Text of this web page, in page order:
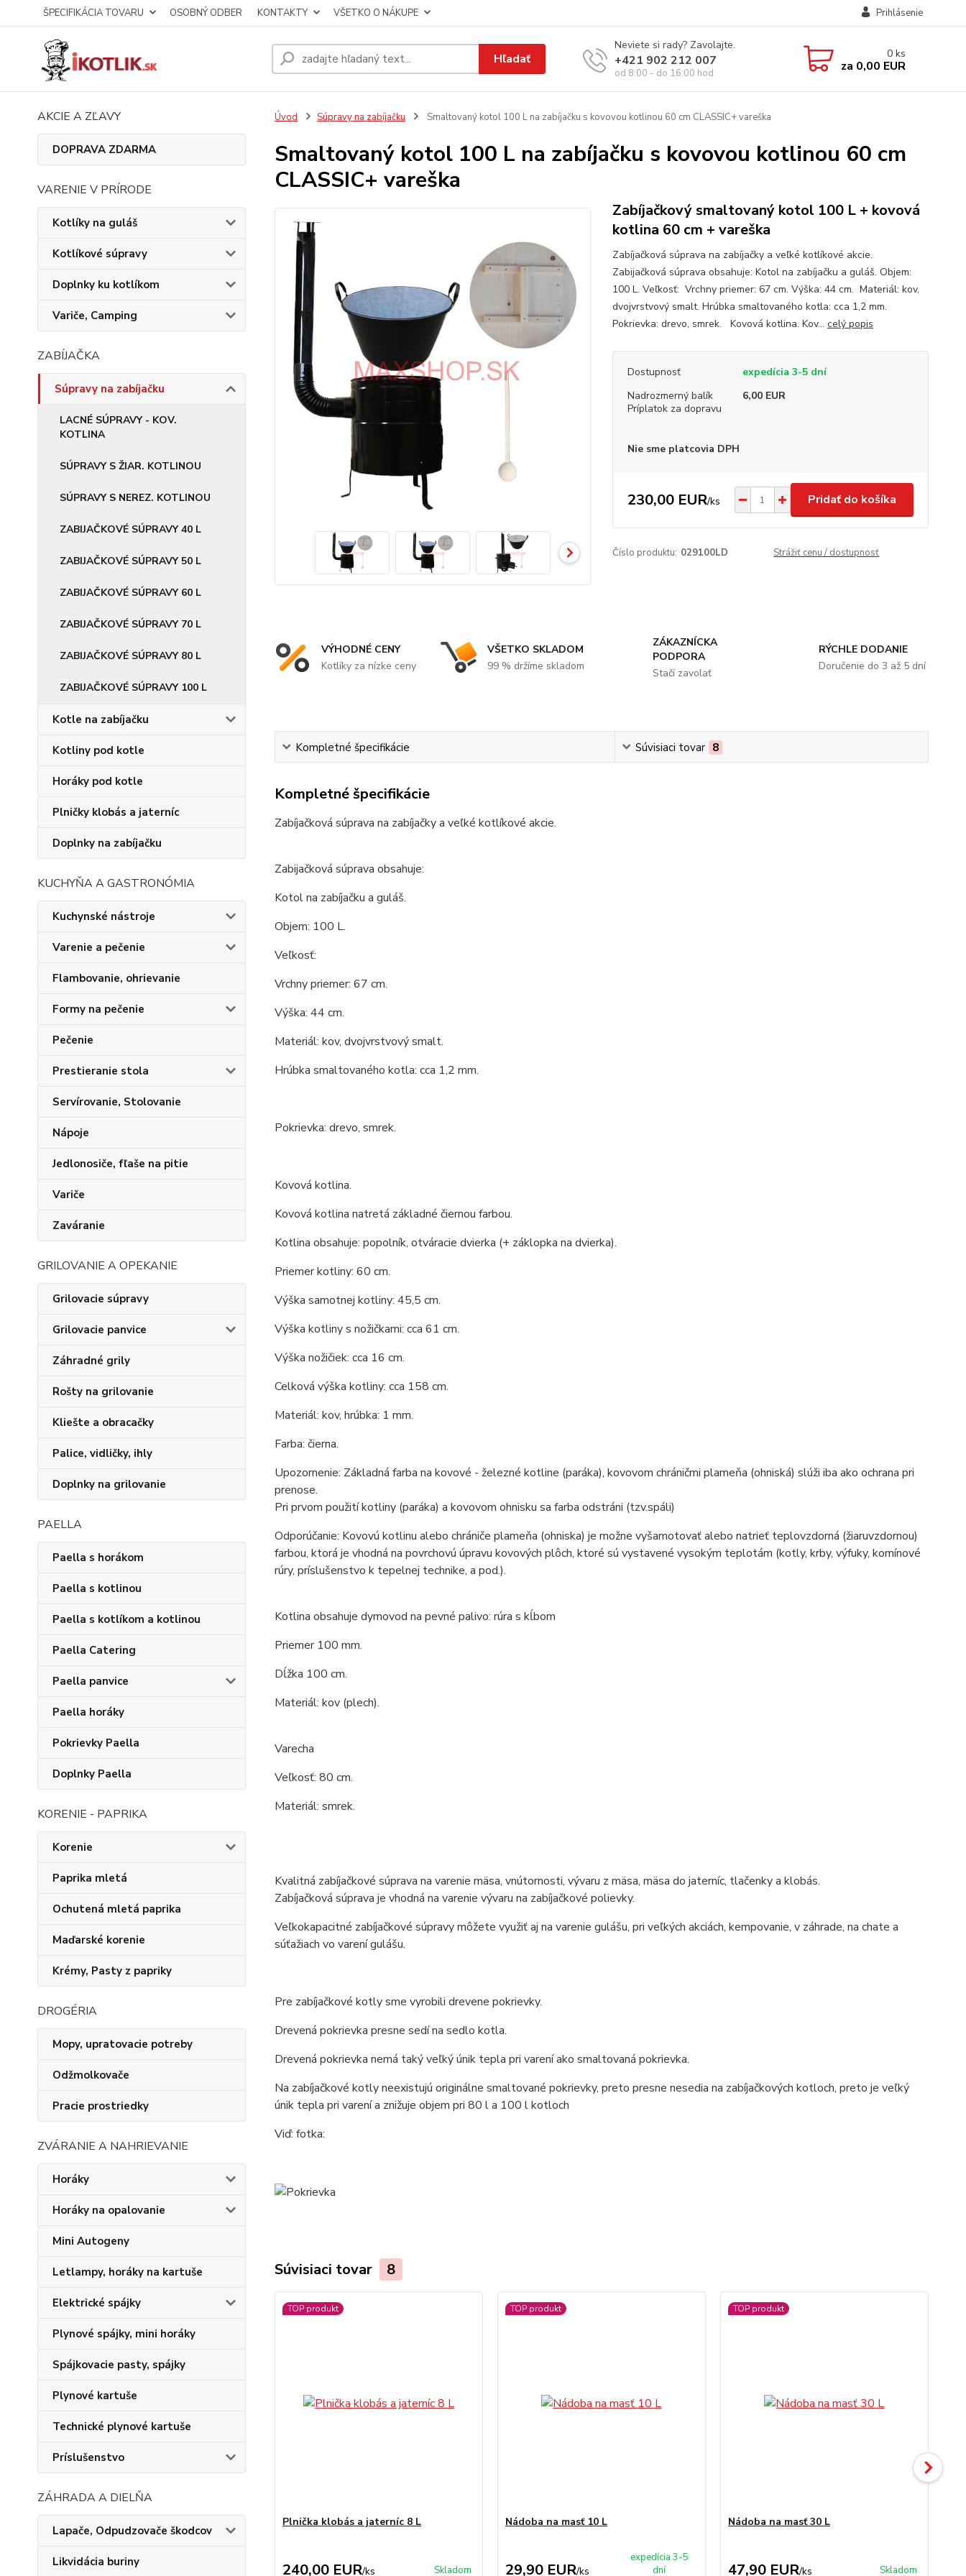
ŠPECIFIKÁCIA TOVARU OSOBNÝ ODBER KONTAKTY VŠETKO O NÁKUPE Prihlásenie
Hľadať
Neviete si rady? Zavolajte.
+421 902 212 007
od 8:00 - do 16:00 hod
0 ks
za 0,00 EUR
AKCIE A ZĽAVY
DOPRAVA ZDARMA
VARENIE V PRÍRODE
Kotlíky na guláš
Kotlíkové súpravy
Doplnky ku kotlíkom
Variče, Camping
ZABÍJAČKA
Súpravy na zabíjačku
LACNÉ SÚPRAVY - KOV.
KOTLINA
SÚPRAVY S ŽIAR. KOTLINOU
SÚPRAVY S NEREZ. KOTLINOU
ZABIJAČKOVÉ SÚPRAVY 40 L
ZABIJAČKOVÉ SÚPRAVY 50 L
ZABIJAČKOVÉ SÚPRAVY 60 L
ZABIJAČKOVÉ SÚPRAVY 70 L
ZABIJAČKOVÉ SÚPRAVY 80 L
ZABIJAČKOVÉ SÚPRAVY 100 L
Kotle na zabíjačku
Kotliny pod kotle
Horáky pod kotle
Plničky klobás a jaterníc
Doplnky na zabíjačku
KUCHYŇA A GASTRONÓMIA
Kuchynské nástroje
Varenie a pečenie
Flambovanie, ohrievanie
Formy na pečenie
Pečenie
Prestieranie stola
Servírovanie, Stolovanie
Nápoje
Jedlonosiče, fľaše na pitie
Variče
Zaváranie
GRILOVANIE A OPEKANIE
Grilovacie súpravy
Grilovacie panvice
Záhradné grily
Rošty na grilovanie
Kliešte a obracačky
Palice, vidličky, ihly
Doplnky na grilovanie
PAELLA
Paella s horákom
Paella s kotlinou
Paella s kotlíkom a kotlinou
Paella Catering
Paella panvice
Paella horáky
Pokrievky Paella
Doplnky Paella
KORENIE - PAPRIKA
Korenie
Paprika mletá
Ochutená mletá paprika
Maďarské korenie
Krémy, Pasty z papriky
DROGÉRIA
Mopy, upratovacie potreby
Odžmolkovače
Pracie prostriedky
ZVÁRANIE A NAHRIEVANIE
Horáky
Horáky na opalovanie
Mini Autogeny
Letlampy, horáky na kartuše
Elektrické spájky
Plynové spájky, mini horáky
Spájkovacie pasty, spájky
Plynové kartuše
Technické plynové kartuše
Príslušenstvo
ZÁHRADA A DIELŇA
Lapače, Odpudzovače škodcov
Likvidácia buriny
Úvod Súpravy na zabíjačku Smaltovaný kotol 100 L na zabíjačku s kovovou kotlinou 60 cm CLASSIC+ vareška
Smaltovaný kotol 100 L na zabíjačku s kovovou kotlinou 60 cm
CLASSIC+ vareška
Zabíjačkový smaltovaný kotol 100 L + kovová
kotlina 60 cm + vareška
Zabíjačková súprava na zabíjačky a veľké kotlíkové akcie.
Zabijačková súprava obsahuje: Kotol na zabíjačku a guláš. Objem:
100 L. Veľkosť: Vrchny priemer: 67 cm. Výška: 44 cm. Materiál: kov,
dvojvrstvový smalt. Hrúbka smaltovaného kotla: cca 1,2 mm.
Pokrievka: drevo, smrek. Kovová kotlina. Kov... celý popis
Dostupnosť
expedícia 3-5 dní
Nadrozmerný balík
Príplatok za dopravu
6,00 EUR
Nie sme platcovia DPH
230,00 EUR/ks Pridať do košíka
Číslo produktu: 029100LD Strážiť cenu / dostupnosť
VÝHODNÉ CENY
Kotlíky za nízke ceny
VŠETKO SKLADOM
99 % držíme skladom
ZÁKAZNÍCKA
PODPORA
Stačí zavolať
RÝCHLE DODANIE
Doručenie do 3 až 5 dní
Kompletné špecifikácie Súvisiaci tovar 8
Kompletné špecifikácie
Zabíjačková súprava na zabíjačky a veľké kotlíkové akcie.
Zabijačková súprava obsahuje:
Kotol na zabíjačku a guláš.
Objem: 100 L.
Veľkosť:
Vrchny priemer: 67 cm.
Výška: 44 cm.
Materiál: kov, dvojvrstvový smalt.
Hrúbka smaltovaného kotla: cca 1,2 mm.
Pokrievka: drevo, smrek.
Kovová kotlina.
Kovová kotlina natretá základné čiernou farbou.
Kotlina obsahuje: popolník, otváracie dvierka (+ záklopka na dvierka).
Priemer kotliny: 60 cm.
Výška samotnej kotliny: 45,5 cm.
Výška kotliny s nožičkami: cca 61 cm.
Výška nožičiek: cca 16 cm.
Celková výška kotliny: cca 158 cm.
Materiál: kov, hrúbka: 1 mm.
Farba: čierna.
Upozornenie: Základná farba na kovové - železné kotline (paráka), kovovom chráničmi plameňa (ohniská) slúži iba ako ochrana pri
prenose.
Pri prvom použití kotliny (paráka) a kovovom ohnisku sa farba odstráni (tzv.spáli)
Odporúčanie: Kovovú kotlinu alebo chrániče plameňa (ohniska) je možne vyšamotovať alebo natrieť teplovzdorná (žiaruvzdornou)
farbou, ktorá je vhodná na povrchovú úpravu kovových plôch, ktoré sú vystavené vysokým teplotám (kotly, krby, výfuky, komínové
rúry, príslušenstvo k tepelnej technike, a pod.).
Kotlina obsahuje dymovod na pevné palivo: rúra s kĺbom
Priemer 100 mm.
Dĺžka 100 cm.
Materiál: kov (plech).
Varecha
Veľkosť: 80 cm.
Materiál: smrek.
Kvalitná zabíjačkové súprava na varenie mäsa, vnútornosti, vývaru z mäsa, mäsa do jaterníc, tlačenky a klobás.
Zabíjačková súprava je vhodná na varenie vývaru na zabíjačkové polievky.
Veľkokapacitné zabíjačkové súpravy môžete využiť aj na varenie gulášu, pri veľkých akciách, kempovanie, v záhrade, na chate a
súťažiach vo varení gulášu.
Pre zabíjačkové kotly sme vyrobili drevene pokrievky.
Drevená pokrievka presne sedí na sedlo kotla.
Drevená pokrievka nemá taký veľký únik tepla pri varení ako smaltovaná pokrievka.
Na zabíjačkové kotly neexistujú originálne smaltované pokrievky, preto presne nesedia na zabíjačkových kotloch, preto je veľký
únik tepla pri varení a znižuje objem pri 80 l a 100 l kotloch
Viď: fotka:
Súvisiaci tovar 8
TOP produkt
Plnička klobás a jaterníc 8 L
240,00 EUR/ks Skladom
TOP produkt
Nádoba na masť 10 L
29,90 EUR/ks
expedícia 3-5
dní
TOP produkt
Nádoba na masť 30 L
47,90 EUR/ks Skladom